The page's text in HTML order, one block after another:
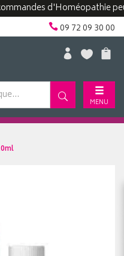
d'Homéopathie
09 72 09 30 00
MENU